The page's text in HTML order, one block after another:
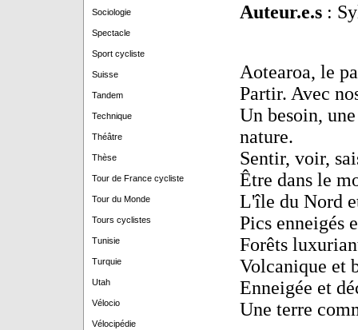
Sociologie
Spectacle
Sport cycliste
Suisse
Tandem
Technique
Théâtre
Thèse
Tour de France cycliste
Tour du Monde
Tours cyclistes
Tunisie
Turquie
Utah
Vélocio
Vélocipédie
Auteur.e.s:
Aotearoa, le
Partir. Avec
Un besoin,
nature.
Sentir, voir,
Être dans le
L'île du Nord
Pics enneigés
Forêts
Volcanique et
Enneigée et
Une terre